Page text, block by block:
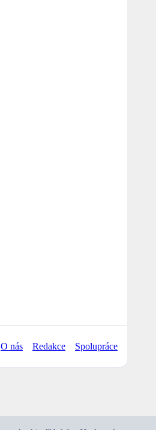
O nás Redakce Spolupráce